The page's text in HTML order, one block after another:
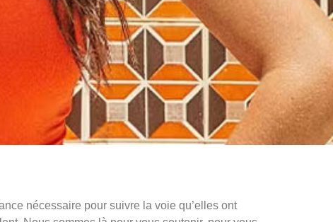
nécessaire pour suivre la voie qu’elles ont